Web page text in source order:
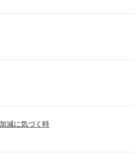
減に気づく時